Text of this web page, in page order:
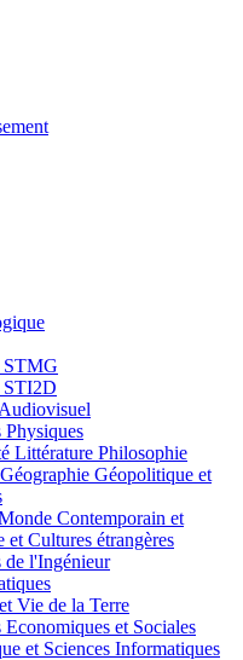
STMG
STI2D
Physiques
Littérature Philosophie
Géopolitique et
Contemporain et
Cultures étrangères
de l'Ingénieur
Vie de la Terre
Economiques et Sociales
et Sciences Informatiques